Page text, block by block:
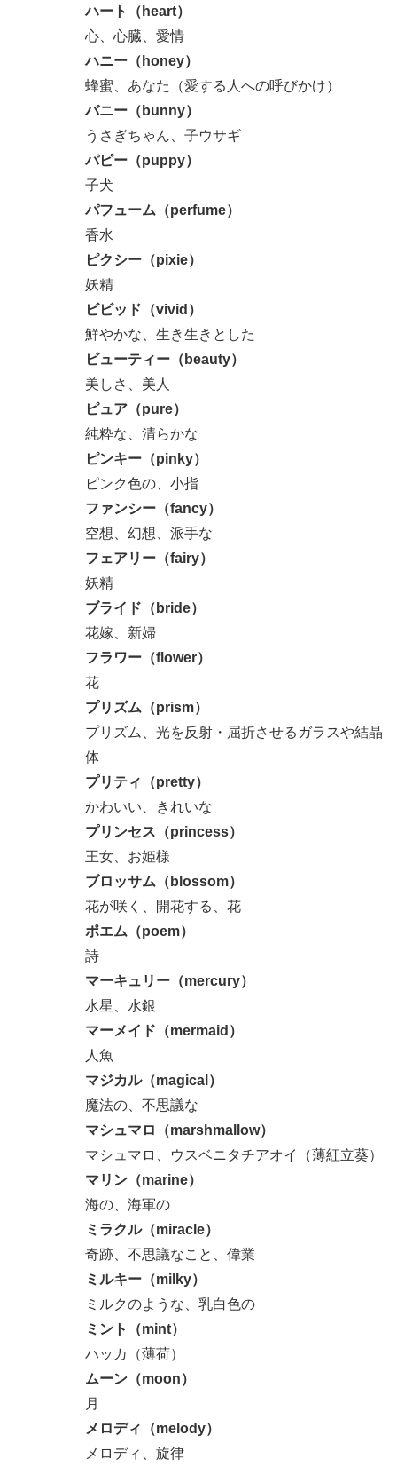
ハート（heart）
心、心臓、愛情
ハニー（honey）
蜂蜜、あなた（愛する人への呼びかけ）
バニー（bunny）
うさぎちゃん、子ウサギ
パピー（puppy）
子犬
パフューム（perfume）
香水
ピクシー（pixie）
妖精
ビビッド（vivid）
鮮やかな、生き生きとした
ビューティー（beauty）
美しさ、美人
ピュア（pure）
純粋な、清らかな
ピンキー（pinky）
ピンク色の、小指
ファンシー（fancy）
空想、幻想、派手な
フェアリー（fairy）
妖精
ブライド（bride）
花嫁、新婦
フラワー（flower）
花
プリズム（prism）
プリズム、光を反射・屈折させるガラスや結晶
体
プリティ（pretty）
かわいい、きれいな
プリンセス（princess）
王女、お姫様
ブロッサム（blossom）
花が咲く、開花する、花
ポエム（poem）
詩
マーキュリー（mercury）
水星、水銀
マーメイド（mermaid）
人魚
マジカル（magical）
魔法の、不思議な
マシュマロ（marshmallow）
マシュマロ、ウスベニタチアオイ（薄紅立葵）
マリン（marine）
海の、海軍の
ミラクル（miracle）
奇跡、不思議なこと、偉業
ミルキー（milky）
ミルクのような、乳白色の
ミント（mint）
ハッカ（薄荷）
ムーン（moon）
月
メロディ（melody）
メロディ、旋律